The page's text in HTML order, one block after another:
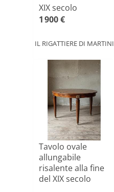
XIX secolo
1 900 €
IL RIGATTIERE DI MARTINI
Tavolo ovale
allungabile
risalente alla fine
del XIX secolo